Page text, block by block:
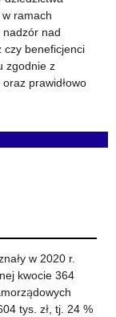
ramach
nadzór nad
czy beneficjenci
zgodnie z
prawidłowo
w 2020 r.
kwocie 364
tys. zł, tj. 24 %